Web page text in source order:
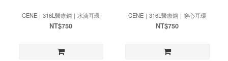
CENE｜316L醫療鋼｜水滴耳環
NT$750
CENE｜316L醫療鋼｜穿心耳環
NT$750